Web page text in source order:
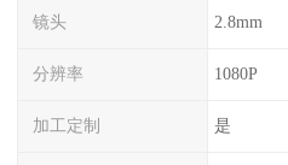
镜头 2.8mm
分辨率 1080P
加工定制 是